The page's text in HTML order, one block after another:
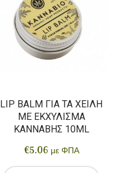
LIP BALM ΓΙΑ ΤΑ ΧΕΊΛΗ
ΜΕ ΕΚΧΎΛΙΣΜΑ
ΚΆΝΝΑΒΗΣ 10ML
€5.06 με ΦΠΑ